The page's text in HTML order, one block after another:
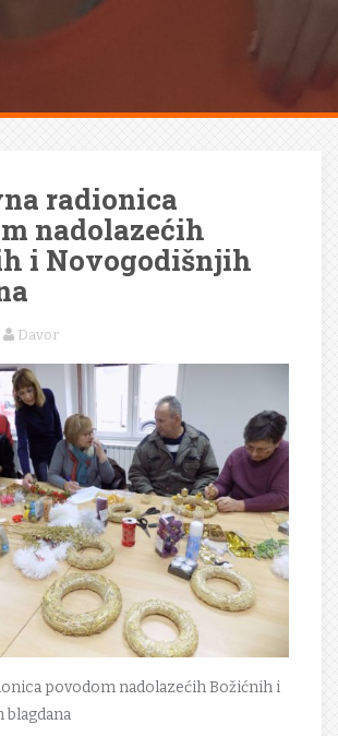
radionica
nadolazećih
i Novogodišnjih
Davor
povodom nadolazećih Božićnih i
blagdana